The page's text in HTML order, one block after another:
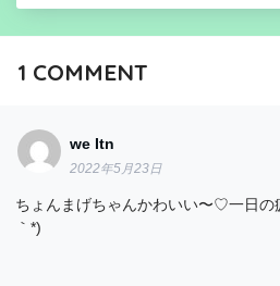
1 COMMENT
we Itn
2022年5月23日
ちょんまげちゃんかわいい〜♡一日
｀*)